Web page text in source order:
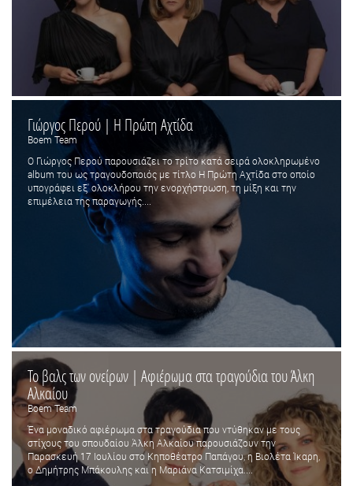
Γιώργος Περού | Η Πρώτη Αχτίδα
Boem Team
Ο Γιώργος Περού παρουσιάζει το τρίτο κατά σειρά ολοκληρωμένο
album του ως τραγουδοποιός με τίτλο Η Πρώτη Αχτίδα στο οποίο
υπογράφει εξ' ολοκλήρου την ενορχήστρωση, τη μίξη και την
επιμέλεια της παραγωγής....
Το βαλς των ονείρων | Αφιέρωμα στα τραγούδια του Άλκη
Αλκαίου
Boem Team
Ένα μοναδικό αφιέρωμα στα τραγούδια που ντύθηκαν με τους
στίχους του σπουδαίου Άλκη Αλκαίου παρουσιάζουν την
Παρασκευή 17 Ιουλίου στο Κηποθέατρο Παπάγου, η Βιολέτα Ίκαρη,
ο Δημήτρης Μπάκουλης και η Μαριάνα Κατσιμίχα....